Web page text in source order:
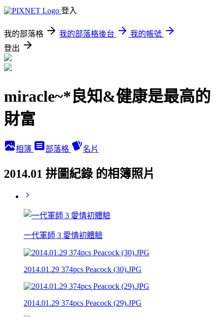
登入
我的部落格 我的部落格後台
我的帳號
登出
miracle~*良知&健康是最高的
財富
相簿 部落格 名片
2014.01 拼圖紀錄 的相簿照片
一代軍師 3 愛情初體驗
2014.01.29 374pcs Peacock (30).JPG
2014.01.29 374pcs Peacock (29).JPG